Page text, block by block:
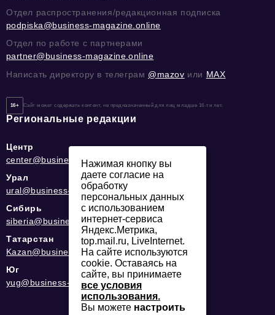
Отдел распространения/редакционная подписка
podpiska@business-magazine.online
Отдел по работе с партнерами
partner@business-magazine.online
Написать директору в телеграм @mazov или MAX
16+ Сайт может содержать контент, не предназначенный для лиц младше 16-ти лет.
Региональные редакции
Центр
center@business-magazine.online
Урал
ural@business-magazine.online
Сибирь
siberia@business-magazine.online
Татарстан
Kazan@business-magazine.online
Юг
yug@business-magazine.online
Нажимая кнопку вы
даете согласие на
обработку
персональных данных
с использованием
интернет-сервиса
Яндекс.Метрика,
top.mail.ru, LiveInternet.
На сайте используются
cookie. Оставаясь на
сайте, вы принимаете
все условия
использования.
Вы можете настроить